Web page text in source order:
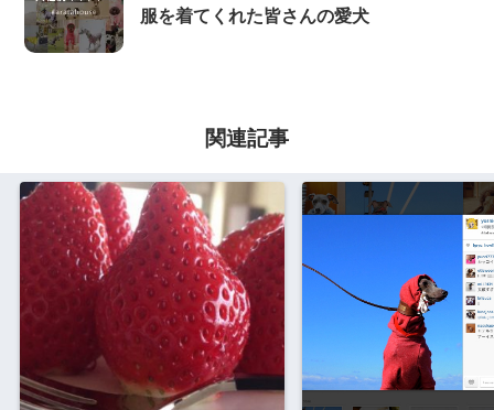
服を着てくれた皆さんの愛犬
関連記事